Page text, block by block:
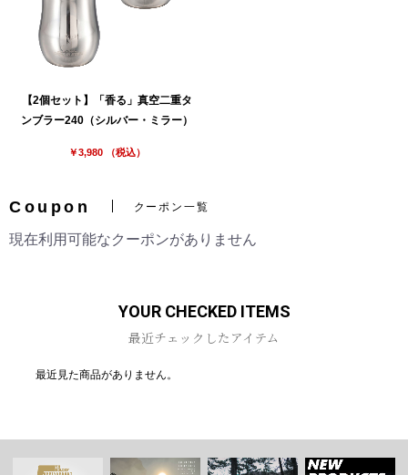
【2個セット】「香る」真空二重タ
ンブラー240（シルバー・ミラー）
￥3,980 （税込）
Coupon クーポン一覧
現在利用可能なクーポンがありません
YOUR CHECKED ITEMS
最近チェックしたアイテム
最近見た商品がありません。